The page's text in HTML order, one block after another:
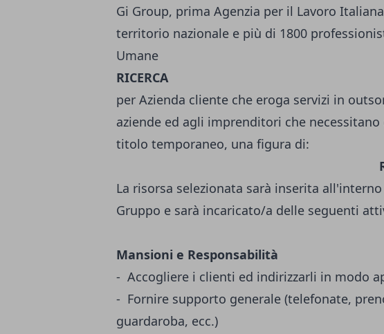
Gi Group, prima Agenzia per il Lavoro
territorio nazionale e più di 1800
Umane
RICERCA
per Azienda cliente che eroga servizi in
aziende ed agli imprenditori che
titolo temporaneo, una figura di:
La risorsa selezionata sarà inserita
Gruppo e sarà incaricato/a delle seguenti
Mansioni e Responsabilità
- Accogliere i clienti ed indirizzarli in modo
- Fornire supporto generale (telefonate,
guardaroba, ecc.)